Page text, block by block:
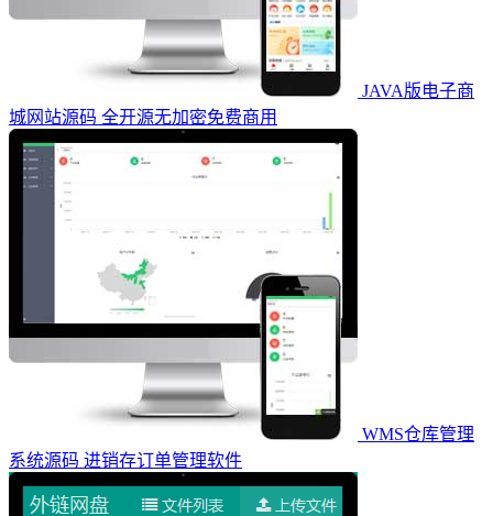
JAVA版电子商
城网站源码 全开源无加密免费商用
WMS仓库管理
系统源码 进销存订单管理软件